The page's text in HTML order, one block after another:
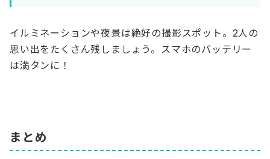
イルミネーションや夜景は絶好の撮影スポット。2人の
思い出をたくさん残しましょう。スマホのバッテリー
は満タンに！
まとめ